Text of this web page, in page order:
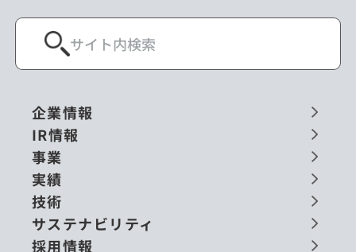
企業情報
IR情報
事業
実績
技術
サステナビリティ
採用情報